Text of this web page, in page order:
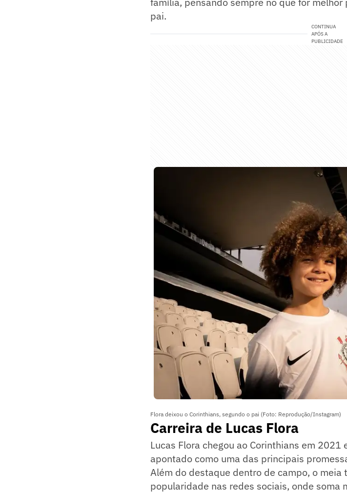
pai.
CONTINUA
APÓS A
PUBLICIDADE
Flora deixou o Corinthians, segundo o pai (Foto: Reprodução/Instagram)
Carreira de Lucas Flora
Lucas Flora chegou ao Corinthians em
apontado como uma das principais
Além do destaque dentro de campo, o meia
popularidade nas redes sociais, onde soma